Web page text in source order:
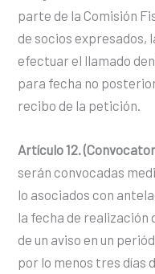
parte de la Comisión
de socios expresados,
efectuar el llamado
para fecha no
recibo de la petición.
Artículo 12.
serán convocadas
lo asociados con
la fecha de realización
de un aviso en un
por lo menos tres días